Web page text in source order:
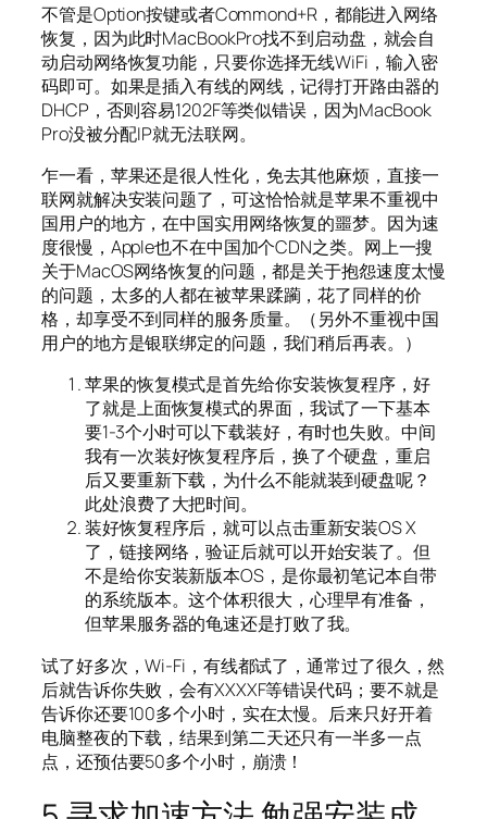
不管是Option按键或者Commond+R，都能进入网络
恢复，因为此时MacBookPro找不到启动盘，就会自
动启动网络恢复功能，只要你选择无线WiFi，输入密
码即可。如果是插入有线的网线，记得打开路由器的
DHCP，否则容易1202F等类似错误，因为MacBook
Pro没被分配IP就无法联网。
乍一看，苹果还是很人性化，免去其他麻烦，直接一
联网就解决安装问题了，可这恰恰就是苹果不重视中
国用户的地方，在中国实用网络恢复的噩梦。因为速
度很慢，Apple也不在中国加个CDN之类。网上一搜
关于MacOS网络恢复的问题，都是关于抱怨速度太慢
的问题，太多的人都在被苹果蹂躏，花了同样的价
格，却享受不到同样的服务质量。（另外不重视中国
用户的地方是银联绑定的问题，我们稍后再表。）
苹果的恢复模式是首先给你安装恢复程序，好
了就是上面恢复模式的界面，我试了一下基本
要1-3个小时可以下载装好，有时也失败。中间
我有一次装好恢复程序后，换了个硬盘，重启
后又要重新下载，为什么不能就装到硬盘呢？
此处浪费了大把时间。
装好恢复程序后，就可以点击重新安装OS X
了，链接网络，验证后就可以开始安装了。但
不是给你安装新版本OS，是你最初笔记本自带
的系统版本。这个体积很大，心理早有准备，
但苹果服务器的龟速还是打败了我。
试了好多次，Wi-Fi，有线都试了，通常过了很久，然
后就告诉你失败，会有XXXXF等错误代码；要不就是
告诉你还要100多个小时，实在太慢。后来只好开着
电脑整夜的下载，结果到第二天还只有一半多一点
点，还预估要50多个小时，崩溃！